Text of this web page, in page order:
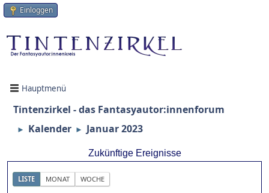
Einloggen
Hauptmenü
Tintenzirkel - das Fantasyautor:innenforum
► Kalender ► Januar 2023
Zukünftige Ereignisse
LISTE MONAT WOCHE